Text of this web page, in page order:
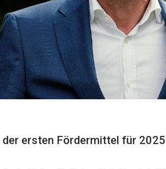
der ersten Fördermittel für